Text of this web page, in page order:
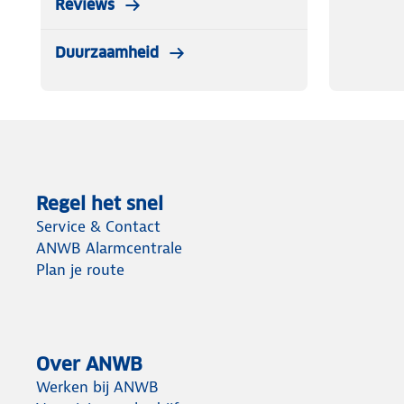
Reviews
Duurzaamheid
Regel het snel
Service & Contact
ANWB Alarmcentrale
Plan je route
Over ANWB
Werken bij ANWB